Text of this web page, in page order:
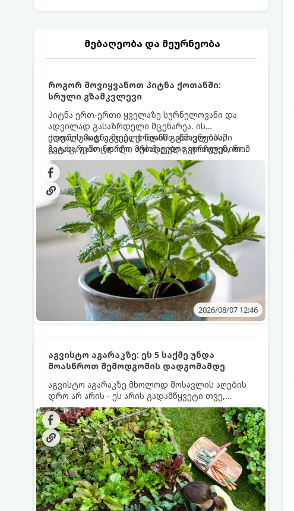
მებაღეობა და მეურნეობა
როგორ მოვიყვანოთ პიტნა ქოთანში:
სრული გზამკვლევი
პიტნა ერთ-ერთი ყველაზე სურნელოვანი და
ადვილად გასაზრდელი მცენარეა. ის
იდეალურად ეგუება ქოთანში ცხოვრებას,
მეტიც, გამოცდილი მებაღეები გვირჩევენ, რომ
პიტნა მხოლოდ ქოთანში მოვიყვანოთ, რადგან
ღია გრუნტში (ბაღში) დარგვისას ის ფესვებით
ძალიან სწრაფად ვრცელდება და სხვა
მცენარეებს ავიწროებს.
ქოთნის პიტნა მთელი წლის განმავლობაში
გაგახარებთ ნორჩი, არომატული ფოთლებით
ჩაის, ლიმონათისა თუ კერძებისთვის.
2026/08/07 12:46
აგვისტო აგარაკზე: ეს 5 საქმე უნდა
მოასწროთ შემოდგომის დადგომამდე
აგვისტო აგარაკზე მხოლოდ მოსავლის აღების
დრო არ არის - ეს არის გადამწყვეტი თვე,
როდესაც საფუძველი ეყრება მომავალი წლის
მოსავალს და ბაღი მზადდება შემოდგომა-
ზამთრის სეზონისთვის. იმისათვის, რომ
ნიადაგმა ენერგია აღიდგინოს, ხოლო
მცენარეებმა ზამთარს გაუძლონ, აგვისტოს
ბოლომდე 5 მნიშვნელოვანი საქმის გაკეთება
უნდა მოასწროთ: